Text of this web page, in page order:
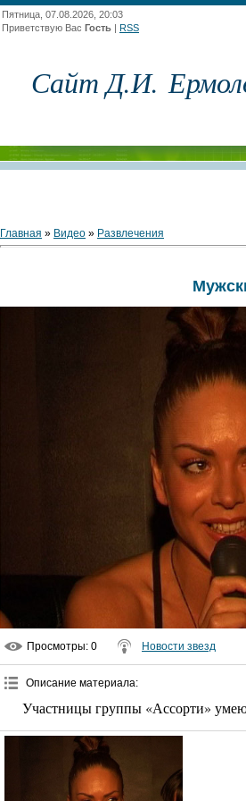
Пятница, 07.08.2026, 20:03
Приветствую Вас Гость | RSS
Сайт Д.И.
Главная » Видео » Развлечения
Просмотры: 0 Новости звезд
Описание материала:
Участницы группы «Ассорти»